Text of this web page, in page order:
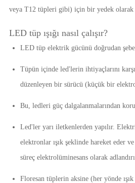
veya T12 tüpleri gibi) için bir yedek olarak
LED tüp ışığı nasıl çalışır?
LED tüp elektrik gücünü doğrudan
Tüpün içinde led'lerin ihtiyaçlarını
düzenleyen bir sürücü (küçük bir
Bu, ledleri güç dalgalanmalarından
Led'ler yarı iletkenlerden yapılır.
elektronlar ışık şeklinde hareket eder
süreç elektrolüminesans olarak
Floresan tüplerin aksine (her yönde